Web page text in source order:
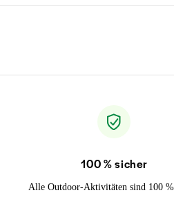
100 % sicher
Alle Outdoor-Aktivitäten sind 100